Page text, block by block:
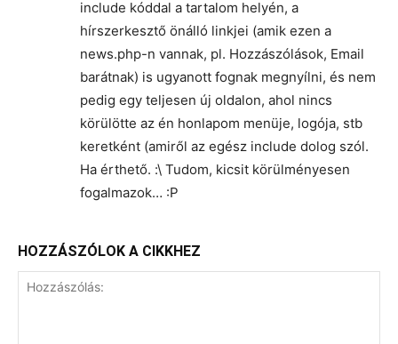
include kóddal a tartalom helyén, a
hírszerkesztő önálló linkjei (amik ezen a
news.php-n vannak, pl. Hozzászólások, Email
barátnak) is ugyanott fognak megnyílni, és nem
pedig egy teljesen új oldalon, ahol nincs
körülötte az én honlapom menüje, logója, stb
keretként (amiről az egész include dolog szól.
Ha érthető. :\ Tudom, kicsit körülményesen
fogalmazok… :P
HOZZÁSZÓLOK A CIKKHEZ